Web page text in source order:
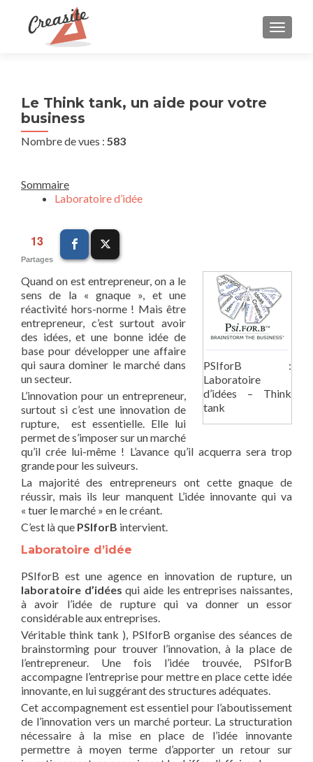
Le Think tank, un aide pour votre
business
Nombre de vues : 583
Sommaire
Laboratoire d’idée
13
Partages
PSIforB :
Laboratoire
d’idées – Think
tank
Quand on est entrepreneur, on a le
sens de la « gnaque », et une
réactivité hors-norme ! Mais être
entrepreneur, c’est surtout avoir
des idées, et une bonne idée de
base pour développer une affaire
qui saura dominer le marché dans
un secteur.
L’innovation pour un entrepreneur,
surtout si c’est une innovation de
rupture, est essentielle. Elle lui
permet de s’imposer sur un marché
qu’il crée lui-même ! L’avance qu’il acquerra sera trop
grande pour les suiveurs.
La majorité des entrepreneurs ont cette gnaque de
réussir, mais ils leur manquent L’idée innovante qui va
« tuer le marché » en le créant.
C’est là que PSIforB intervient.
Laboratoire d’idée
PSIforB est une agence en innovation de rupture, un
laboratoire d’idées qui aide les entreprises naissantes,
à avoir l’idée de rupture qui va donner un essor
considérable aux entreprises.
Véritable think tank ), PSIforB organise des séances de
brainstorming pour trouver l’innovation, à la place de
l’entrepreneur. Une fois l’idée trouvée, PSIforB
accompagne l’entreprise pour mettre en place cette idée
innovante, en lui suggérant des structures adéquates.
Cet accompagnement est essentiel pour l’aboutissement
de l’innovation vers un marché porteur. La structuration
nécessaire à la mise en place de l’idée innovante
permettre à moyen terme d’apporter un retour sur